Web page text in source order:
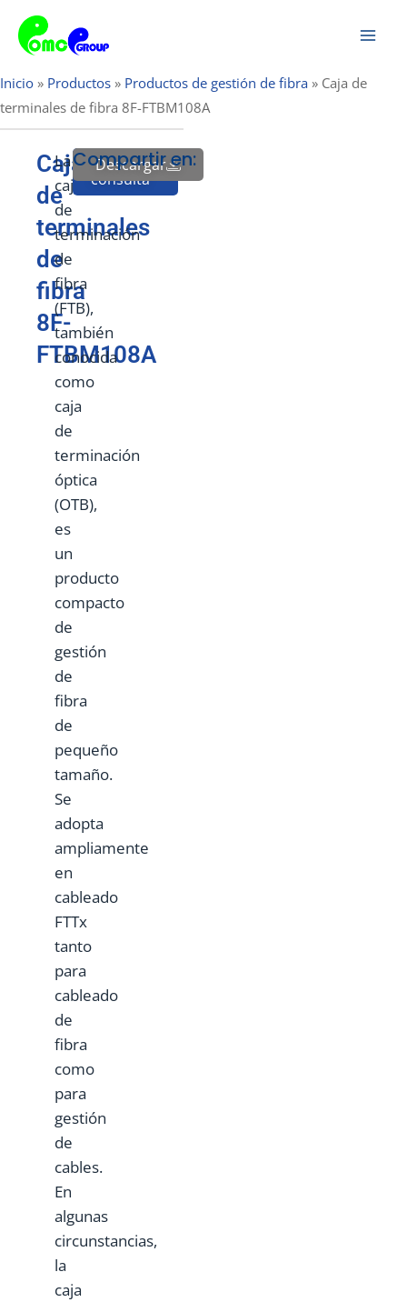
Saltar
contenido
Inicio » Productos » Productos de gestión de fibra » Caja de
terminales de fibra 8F-FTBM108A
Caja
de
terminales
de
fibra
8F-
FTBM108A
La
caja
de
terminación
de
fibra
(FTB),
también
conocida
como
caja
de
terminación
óptica
(OTB),
es
un
producto
compacto
de
gestión
de
fibra
de
pequeño
tamaño.
Se
adopta
ampliamente
en
cableado
FTTx
tanto
para
cableado
de
fibra
como
para
gestión
de
cables.
En
algunas
circunstancias,
la
caja
Enviar
consulta
Descargar
Compartir en: